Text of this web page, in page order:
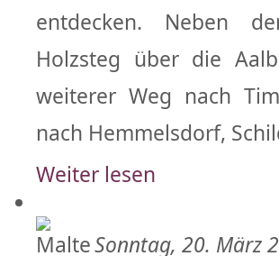
entdecken. Neben
Holzsteg über die
weiterer Weg nach
nach Hemmelsdorf,
Weiter lesen
Sonntag, 20. März